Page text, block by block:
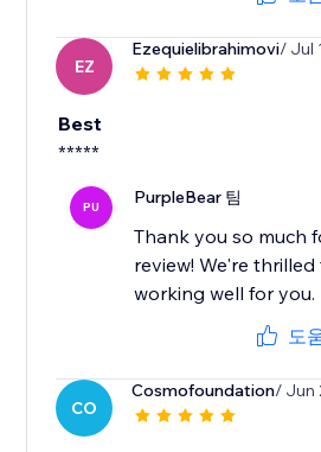
EZ
Ezequielibrahimovi/ Jul
Best
*****
PU PurpleBear 팀
Thank you so much
review! We're
working well for you.
도
CO
Cosmofoundation/ Jun